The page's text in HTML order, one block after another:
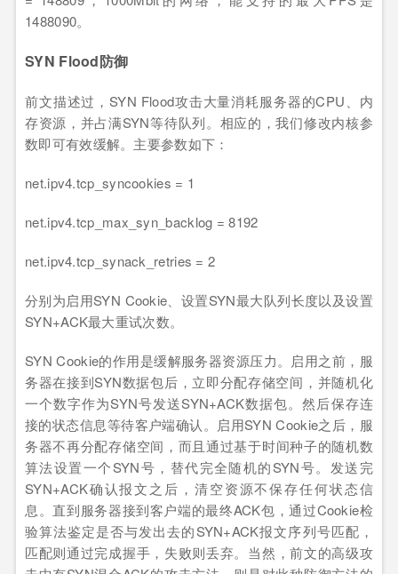
1488090。
SYN Flood防御
前文描述过，SYN Flood攻击大量消耗服务器的CPU、内
存资源，并占满SYN等待队列。相应的，我们修改内核参
数即可有效缓解。主要参数如下：
net.ipv4.tcp_syncookies = 1
net.ipv4.tcp_max_syn_backlog = 8192
net.ipv4.tcp_synack_retries = 2
分别为启用SYN Cookie、设置SYN最大队列长度以及设置
SYN+ACK最大重试次数。
SYN Cookie的作用是缓解服务器资源压力。启用之前，服
务器在接到SYN数据包后，立即分配存储空间，并随机化
一个数字作为SYN号发送SYN+ACK数据包。然后保存连
接的状态信息等待客户端确认。启用SYN Cookie之后，服
务器不再分配存储空间，而且通过基于时间种子的随机数
算法设置一个SYN号，替代完全随机的SYN号。发送完
SYN+ACK确认报文之后，清空资源不保存任何状态信
息。直到服务器接到客户端的最终ACK包，通过Cookie检
验算法鉴定是否与发出去的SYN+ACK报文序列号匹配，
匹配则通过完成握手，失败则丢弃。当然，前文的高级攻